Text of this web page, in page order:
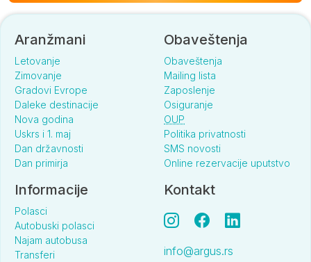
Aranžmani
Letovanje
Zimovanje
Gradovi Evrope
Daleke destinacije
Nova godina
Uskrs i 1. maj
Dan državnosti
Dan primirja
Obaveštenja
Obaveštenja
Mailing lista
Zaposlenje
Osiguranje
OUP
Politika privatnosti
SMS novosti
Online rezervacije uputstvo
Informacije
Polasci
Autobuski polasci
Najam autobusa
Transferi
Kontakt
info@argus.rs